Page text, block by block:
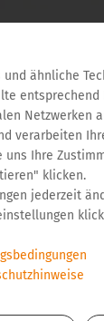
ähnliche
Netzwerken
verarbeiten
uns Ihre
klicken.
jederzeit